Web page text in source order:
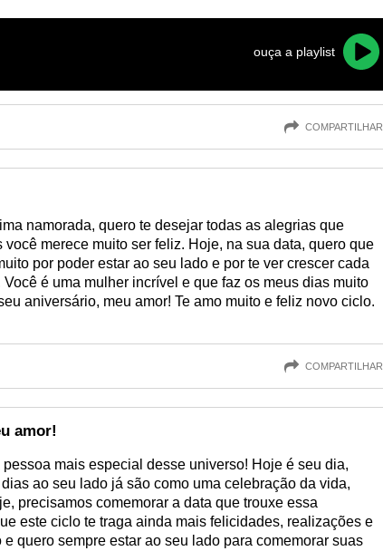
ouça a playlist
COMPARTILHAR
namorada, quero te desejar todas as alegrias que
você merece muito ser feliz. Hoje, na sua data, quero que
por poder estar ao seu lado e por te ver crescer cada
é uma mulher incrível e que faz os meus dias muito
aniversário, meu amor! Te amo muito e feliz novo ciclo.
COMPARTILHAR
amor!
mais especial desse universo! Hoje é seu dia,
ao seu lado já são como uma celebração da vida,
precisamos comemorar a data que trouxe essa
este ciclo te traga ainda mais felicidades, realizações e
quero sempre estar ao seu lado para comemorar suas